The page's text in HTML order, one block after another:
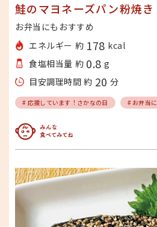
鮭のマヨネーズパン粉焼き
お弁当にもおすすめ
エネルギー 約 178 kcal
食塩相当量 約 0.8 g
目安調理時間 約 20 分
# 応援しています！さかなの日 # お弁当に
みんな食べてみてね